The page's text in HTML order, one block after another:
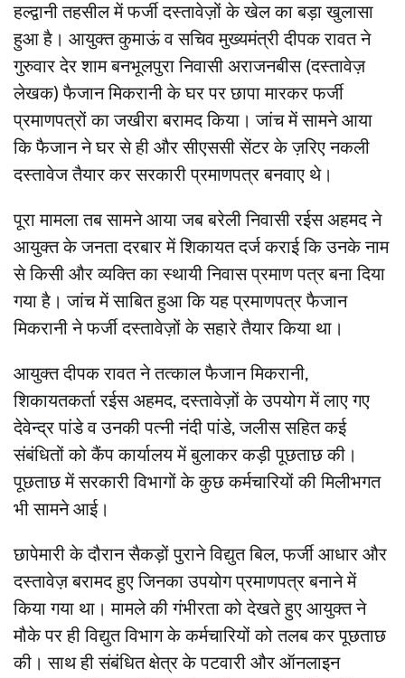
हल्द्वानी तहसील में फर्जी दस्तावेज़ों के खेल का बड़ा खुलासा
हुआ है। आयुक्त कुमाऊं व सचिव मुख्यमंत्री दीपक रावत ने
गुरुवार देर शाम बनभूलपुरा निवासी अराजनबीस (दस्तावेज़
लेखक) फैजान मिकरानी के घर पर छापा मारकर फर्जी
प्रमाणपत्रों का जखीरा बरामद किया। जांच में सामने आया
कि फैजान ने घर से ही और सीएससी सेंटर के ज़रिए नकली
दस्तावेज तैयार कर सरकारी प्रमाणपत्र बनवाए थे।
पूरा मामला तब सामने आया जब बरेली निवासी रईस अहमद ने
आयुक्त के जनता दरबार में शिकायत दर्ज कराई कि उनके नाम
से किसी और व्यक्ति का स्थायी निवास प्रमाण पत्र बना दिया
गया है। जांच में साबित हुआ कि यह प्रमाणपत्र फैजान
मिकरानी ने फर्जी दस्तावेज़ों के सहारे तैयार किया था।
आयुक्त दीपक रावत ने तत्काल फैजान मिकरानी,
शिकायतकर्ता रईस अहमद, दस्तावेज़ों के उपयोग में लाए गए
देवेन्द्र पांडे व उनकी पत्नी नंदी पांडे, जलीस सहित कई
संबंधितों को कैंप कार्यालय में बुलाकर कड़ी पूछताछ की।
पूछताछ में सरकारी विभागों के कुछ कर्मचारियों की मिलीभगत
भी सामने आई।
छापेमारी के दौरान सैकड़ों पुराने विद्युत बिल, फर्जी आधार और
दस्तावेज़ बरामद हुए जिनका उपयोग प्रमाणपत्र बनाने में
किया गया था। मामले की गंभीरता को देखते हुए आयुक्त ने
मौके पर ही विद्युत विभाग के कर्मचारियों को तलब कर पूछताछ
की। साथ ही संबंधित क्षेत्र के पटवारी और ऑनलाइन